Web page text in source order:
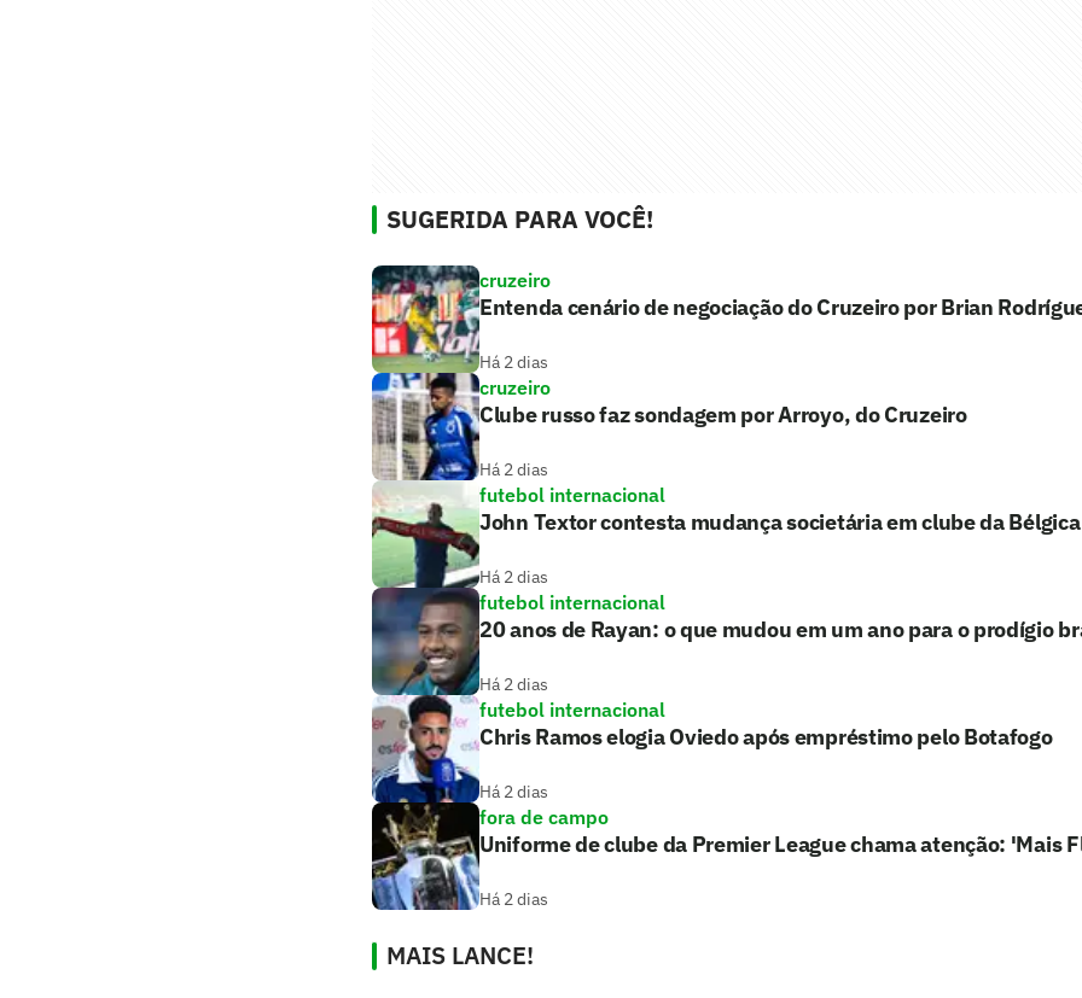
SUGERIDA PARA VOCÊ!
cruzeiro
Entenda cenário de negociação do Cruzeiro por Brian
Há 2 dias
cruzeiro
Clube russo faz sondagem por Arroyo, do Cruzeiro
Há 2 dias
futebol internacional
John Textor contesta mudança societária em clube da Bélgica
Há 2 dias
futebol internacional
20 anos de Rayan: o que mudou em um ano para o prodígio
Há 2 dias
futebol internacional
Chris Ramos elogia Oviedo após empréstimo pelo Botafogo
Há 2 dias
fora de campo
Uniforme de clube da Premier League chama atenção: 'Mais
Há 2 dias
MAIS LANCE!